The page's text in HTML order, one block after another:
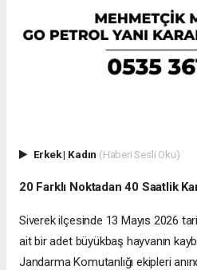
Erkek| Kadın (Haberi Sesli Oku)
20 Farklı Noktadan 40 Saatlik
Siverek ilçesinde 13 Mayıs 2026
ait bir adet büyükbaş hayvanın
Jandarma Komutanlığı ekipleri